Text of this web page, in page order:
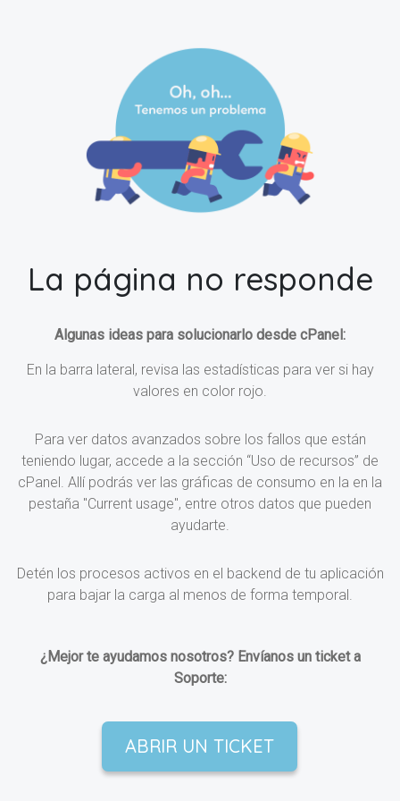
La página no responde
Algunas ideas para solucionarlo desde cPanel:
En la barra lateral, revisa las estadísticas para ver si hay
valores en color rojo.
Para ver datos avanzados sobre los fallos que están
teniendo lugar, accede a la sección “Uso de recursos” de
cPanel. Allí podrás ver las gráficas de consumo en la en la
pestaña "Current usage", entre otros datos que pueden
ayudarte.
Detén los procesos activos en el backend de tu aplicación
para bajar la carga al menos de forma temporal.
¿Mejor te ayudamos nosotros? Envíanos un ticket a
Soporte:
ABRIR UN TICKET